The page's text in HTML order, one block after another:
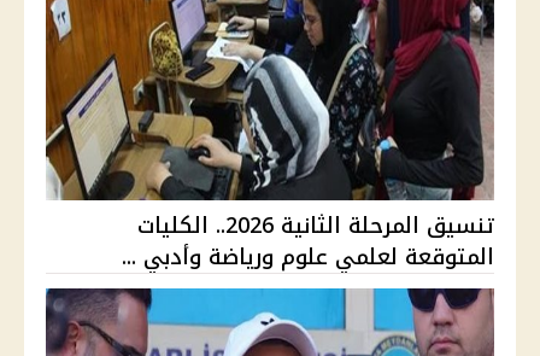
تنسيق المرحلة الثانية 2026.. الكليات
المتوقعة لعلمي علوم ورياضة وأدبي ...